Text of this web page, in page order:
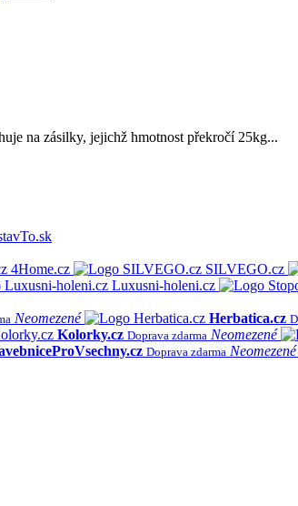
na zásilky, jejichž hmotnost překročí 25kg...
4Home.cz SILVEGO.cz
Luxusni-holeni.cz
Neomezené Herbatica.cz
Kolorky.cz Doprava zdarma Neomezené
Doprava zdarma Neomezené